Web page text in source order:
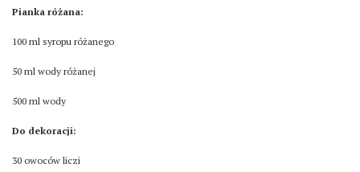
Pianka różana:
100 ml syropu różanego
50 ml wody różanej
500 ml wody
Do dekoracji:
30 owoców liczi